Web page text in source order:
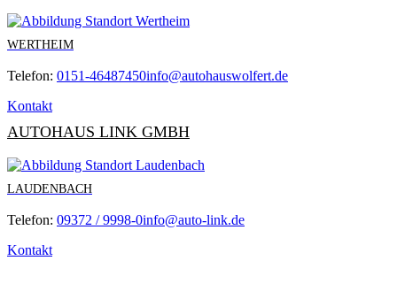
WERTHEIM
Telefon: 0151-46487450info@autohauswolfert.de
Kontakt
AUTOHAUS LINK GMBH
LAUDENBACH
Telefon: 09372 / 9998-0info@auto-link.de
Kontakt